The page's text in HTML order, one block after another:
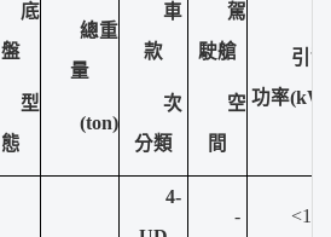
底
盤
型
態
總重
量
(ton)
車
款
次
分類
駕
駛艙
空
間
引擎
功率(kW)
4-
- <170